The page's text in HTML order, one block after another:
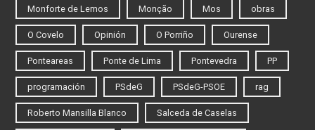
Monforte de Lemos Monção Mos obras
O Covelo Opinión O Porriño Ourense
Ponteareas Ponte de Lima Pontevedra PP
programación PSdeG PSdeG-PSOE rag
Roberto Mansilla Blanco Salceda de Caselas